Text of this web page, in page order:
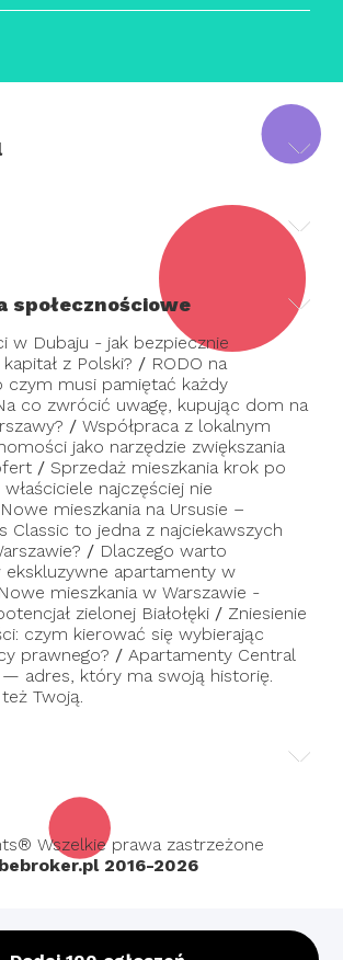
społecznościowe
w Dubaju - jak bezpiecznie
z Polski? / RODO na
czym musi pamiętać każdy
co zwrócić uwagę, kupując dom na
/ Współpraca z lokalnym
jako narzędzie zwiększania
/ Sprzedaż mieszkania krok po
najczęściej nie
Nowe mieszkania na Ursusie –
Classic to jedna z najciekawszych
/ Dlaczego warto
apartamenty w
Nowe mieszkania w Warszawie -
zielonej Białołęki / Zniesienie
czym kierować się wybierając
prawnego? / Apartamenty Central
— adres, który ma swoją historię.
Twoją.
Wszelkie prawa zastrzeżone
bebroker.pl 2016-2026